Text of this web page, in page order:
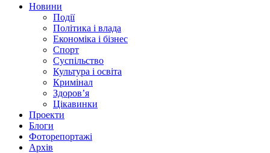
Новини
Події
Політика і влада
Економіка і бізнес
Спорт
Суспільство
Культура і освіта
Кримінал
Здоров’я
Цікавинки
Проекти
Блоги
Фоторепортажі
Архів